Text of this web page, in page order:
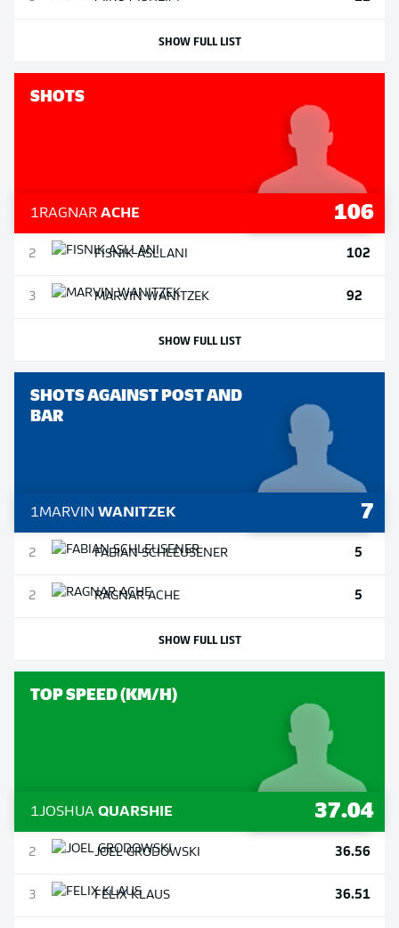
SHOW FULL LIST
SHOTS
1RAGNAR ACHE 106
2 FISNIKASLLANI 102
3 MARVINWANITZEK 92
SHOW FULL LIST
SHOTS AGAINST POST AND
BAR
1MARVIN WANITZEK 7
2 FABIANSCHLEUSENER 5
2 RAGNARACHE 5
SHOW FULL LIST
TOP SPEED (KM/H)
1JOSHUA QUARSHIE 37.04
2 JOELGRODOWSKI 36.56
3 FELIXKLAUS 36.51